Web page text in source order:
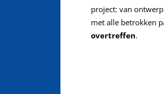
project: van
met alle betrokken
overtreffen.